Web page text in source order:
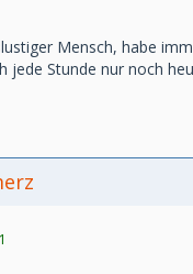
Mensch, habe
jede Stunde nur noch